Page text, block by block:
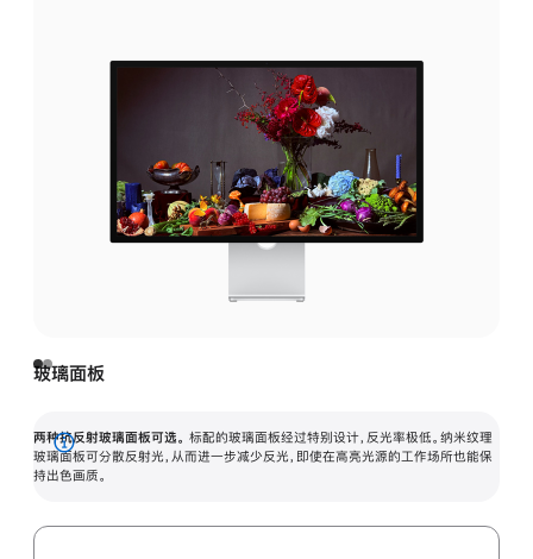
玻璃面板
两种抗反射玻璃面板可选。 标配的玻璃面板经过特别设计，反光率极低。纳米纹理
玻璃面板可分散反射光，从而进一步减少反光，即使在高亮光源的工作场所也能保
持出色画质。
展
开